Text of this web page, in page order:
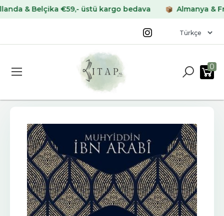
Belçika €59,- üstü kargo bedava Almanya &
0